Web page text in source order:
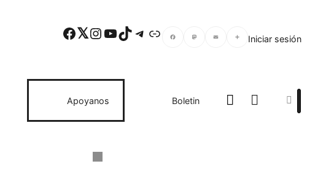
Facebook Twitter Instagram YouTube TikTok Telegram Enlace Iniciar sesión
Apoyanos Boletin